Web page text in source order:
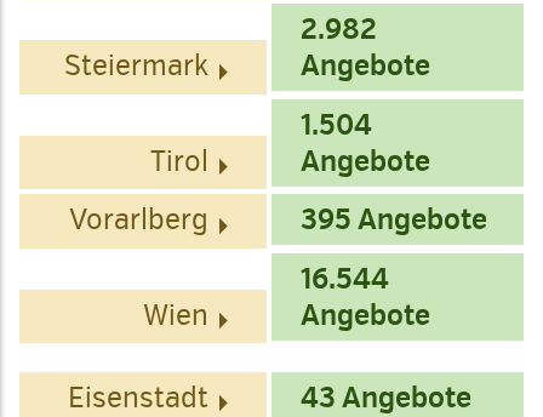
Steiermark
2.982
Angebote
Tirol
1.504
Angebote
Vorarlberg
395 Angebote
Wien
16.544
Angebote
Eisenstadt
43 Angebote